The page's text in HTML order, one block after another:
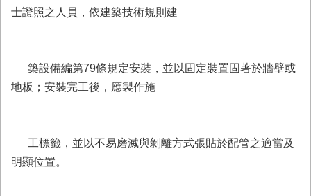
士證照之人員，依建築技術規則建
築設備編第79條規定安裝，並以固定裝置固著於牆壁或
地板；安裝完工後，應製作施
工標籤，並以不易磨滅與剝離方式張貼於配管之適當及
明顯位置。